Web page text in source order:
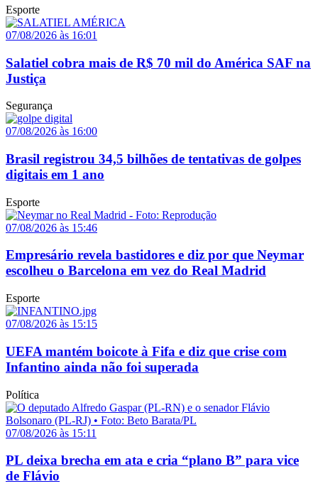
Esporte
07/08/2026 às 16:01
Salatiel cobra mais de R$ 70 mil do América SAF na
Justiça
Segurança
07/08/2026 às 16:00
Brasil registrou 34,5 bilhões de tentativas de golpes
digitais em 1 ano
Esporte
07/08/2026 às 15:46
Empresário revela bastidores e diz por que Neymar
escolheu o Barcelona em vez do Real Madrid
Esporte
07/08/2026 às 15:15
UEFA mantém boicote à Fifa e diz que crise com
Infantino ainda não foi superada
Política
07/08/2026 às 15:11
PL deixa brecha em ata e cria “plano B” para vice
de Flávio